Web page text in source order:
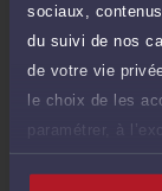
sociaux,
du suivi de nos
de votre vie
le choix de les
paramétrer, à
nécessaires au